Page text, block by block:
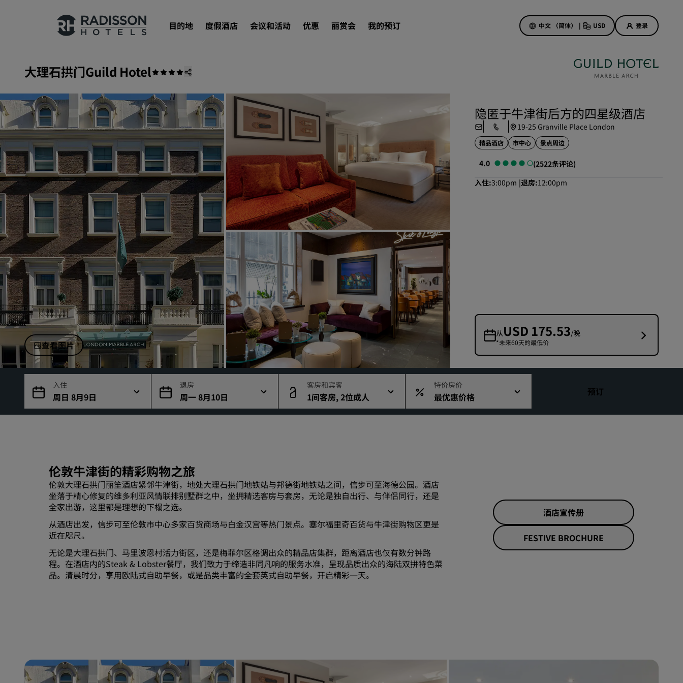
目的地 度假酒店 会议和活动 优惠 丽赏会 我的预订 中文 （简体） | USD 登录
我们的品牌
丽笙酒店集团品牌
中国附属品牌
服务式公寓
机场酒店
新开业和即将开业的酒店
会议和活动
探索丽笙会议
预订会议空间
请求报价
活动目的地
行业方案
搜索航班
搜索航班
搜索餐厅
数字服务
美好的初遇，丰厚的奖励
当日特惠
提前预订
查看套餐
旅行灵感
访问我们的博客
丽赏会
了解丽赏会
如何赚取积分
大理石拱门Guild Hotel
查看图片
隐匿于牛津街后方的四星级酒店
19-25 Granville Place London
精品酒店 市中心 景点周边
4.0
(2522条评论)
入住 3:00pm 退房 12:00pm
从USD 175.53/晚
*未来60天的最低价
入住
周日 8月9日
退房
周一 8月10日
客房和宾客
1间客房, 2位成人
特价房价
最优惠价格 预订
伦敦牛津街的精彩购物之旅
伦敦大理石拱门丽笙酒店紧邻牛津街，地处大理石拱门地铁站与邦德街地铁站之间，信步可至海德公园。酒店
坐落于精心修复的维多利亚风情联排别墅群之中，坐拥精选客房与套房，无论是独自出行、与伴侣同行，还是
全家出游，这里都是理想的下榻之选。
从酒店出发，信步可至伦敦市中心多家百货商场与白金汉宫等热门景点。塞尔福里奇百货与牛津街购物区更是
近在咫尺。
无论是大理石拱门、马里波恩村活力街区，还是梅菲尔区格调出众的精品店集群，距离酒店也仅有数分钟路
程。在酒店内的Steak & Lobster餐厅，我们致力于缔造非同凡响的服务水准，呈现品质出众的海陆双拼特色菜
品。清晨时分，享用欧陆式自助早餐，或是品类丰富的全套英式自助早餐，开启精彩一天。
酒店宣传册
FESTIVE BROCHURE